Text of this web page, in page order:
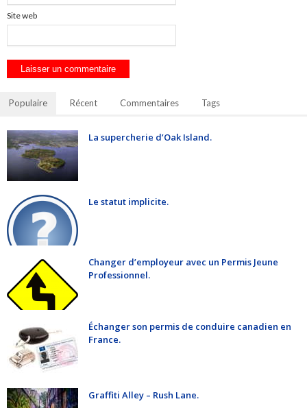
Site web
Populaire Récent Commentaires Tags
La supercherie d’Oak Island.
Le statut implicite.
Changer d’employeur avec un Permis Jeune
Professionnel.
Échanger son permis de conduire canadien en
France.
Graffiti Alley – Rush Lane.